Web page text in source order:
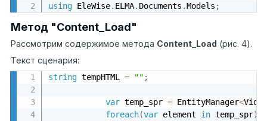
using EleWise. ELMA. Documents .Models ;
Метод "Content_Load"
Рассмотрим содержимое метода Content_Load (рис. 4).
Текст сценария:
string tempHTML = "" ;
var temp_spr = EntityManager<
foreach(var element in temp_spr)